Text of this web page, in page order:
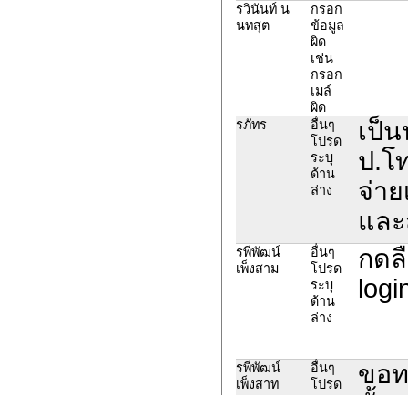
รวินันท์ น
นทสุต
กรอก
ข้อมูล
ผิด
เช่น
กรอก
เมล์
ผิด
รภัทร
อื่นๆ
โปรด
ระบุ
ด้าน
ล่าง
เป็
ป.โ
จ่า
แล
รพีพัฒน์
เพ็งสาม
อื่นๆ
โปรด
ระบุ
ด้าน
ล่าง
กด
รพีพัฒน์
เพ็งสาท
อื่นๆ
โปรด
ขอ